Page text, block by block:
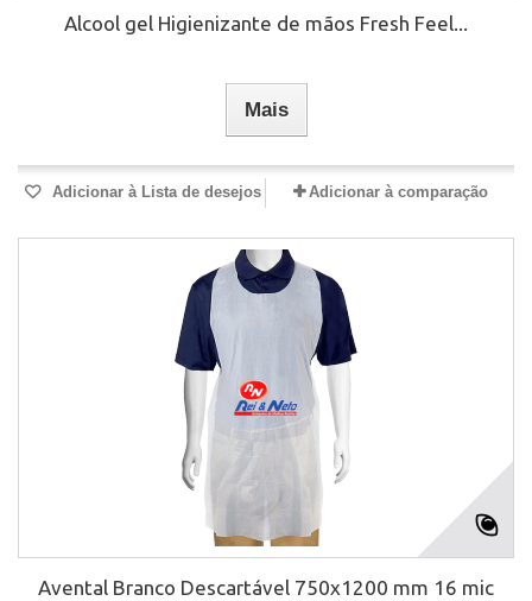
Alcool gel Higienizante de mãos Fresh Feel...
Mais
Adicionar à Lista de desejos Adicionar à comparação
Avental Branco Descartável 750x1200 mm 16 mic